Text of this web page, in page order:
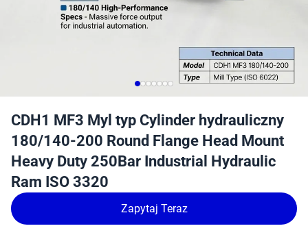
CDH1 MF3 Myl typ Cylinder hydrauliczny
180/140-200 Round Flange Head Mount
Heavy Duty 250Bar Industrial Hydraulic
Ram ISO 3320
Zapytaj Teraz